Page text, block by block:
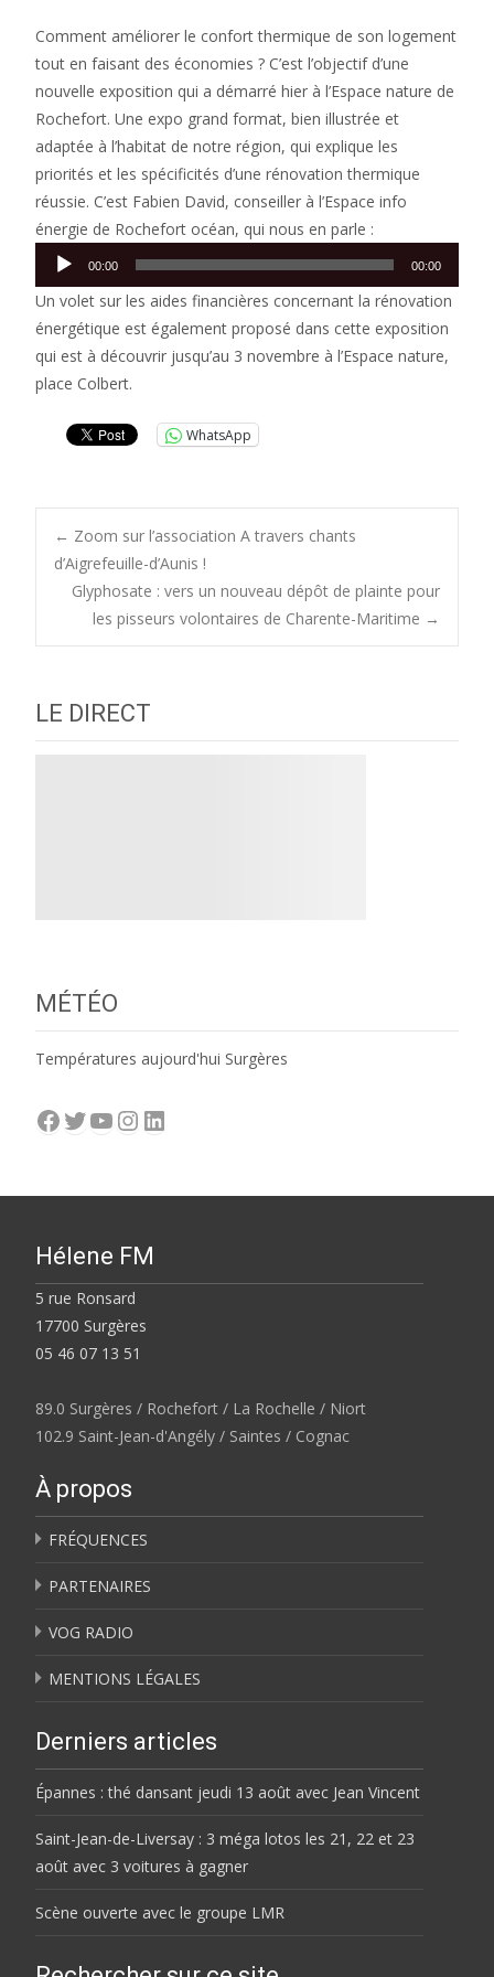
Comment améliorer le confort thermique de son logement
tout en faisant des économies ? C’est l’objectif d’une
nouvelle exposition qui a démarré hier à l’Espace nature de
Rochefort. Une expo grand format, bien illustrée et
adaptée à l’habitat de notre région, qui explique les
priorités et les spécificités d’une rénovation thermique
réussie. C’est Fabien David, conseiller à l’Espace info
énergie de Rochefort océan, qui nous en parle :
Lecteur
audio
00:00 00:00
Un volet sur les aides financières concernant la rénovation
énergétique est également proposé dans cette exposition
qui est à découvrir jusqu’au 3 novembre à l’Espace nature,
place Colbert.
WhatsApp
Post
navigation
← Zoom sur l’association A travers chants
d’Aigrefeuille-d’Aunis !
Glyphosate : vers un nouveau dépôt de plainte pour
les pisseurs volontaires de Charente-Maritime →
LE DIRECT
MÉTÉO
Températures aujourd'hui Surgères
Facebook
Twitter
YouTube
Instagram
LinkedIn
Hélene FM
5 rue Ronsard
17700 Surgères
05 46 07 13 51
89.0 Surgères / Rochefort / La Rochelle / Niort
102.9 Saint-Jean-d'Angély / Saintes / Cognac
À propos
FRÉQUENCES
PARTENAIRES
VOG RADIO
MENTIONS LÉGALES
Derniers articles
Épannes : thé dansant jeudi 13 août avec Jean Vincent
Saint-Jean-de-Liversay : 3 méga lotos les 21, 22 et 23
août avec 3 voitures à gagner
Scène ouverte avec le groupe LMR